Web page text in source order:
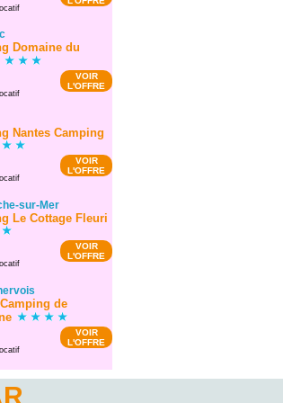
Domaine du
VOIR
L'OFFRE
Nantes Camping
VOIR
L'OFFRE
sur-Mer
Le Cottage Fleuri
VOIR
L'OFFRE
de
VOIR
L'OFFRE